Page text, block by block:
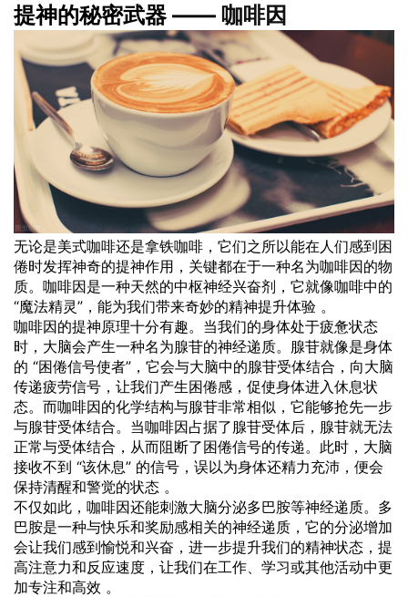
提神的秘密武器 —— 咖啡因
无论是美式咖啡还是拿铁咖啡，它们之所以能在人们感到困
倦时发挥神奇的提神作用，关键都在于一种名为咖啡因的物
质。咖啡因是一种天然的中枢神经兴奋剂，它就像咖啡中的
“魔法精灵”，能为我们带来奇妙的精神提升体验 。
咖啡因的提神原理十分有趣。当我们的身体处于疲惫状态
时，大脑会产生一种名为腺苷的神经递质。腺苷就像是身体
的 “困倦信号使者”，它会与大脑中的腺苷受体结合，向大脑
传递疲劳信号，让我们产生困倦感，促使身体进入休息状
态。而咖啡因的化学结构与腺苷非常相似，它能够抢先一步
与腺苷受体结合。当咖啡因占据了腺苷受体后，腺苷就无法
正常与受体结合，从而阻断了困倦信号的传递。此时，大脑
接收不到 “该休息” 的信号，误以为身体还精力充沛，便会
保持清醒和警觉的状态 。
不仅如此，咖啡因还能刺激大脑分泌多巴胺等神经递质。多
巴胺是一种与快乐和奖励感相关的神经递质，它的分泌增加
会让我们感到愉悦和兴奋，进一步提升我们的精神状态，提
高注意力和反应速度，让我们在工作、学习或其他活动中更
加专注和高效 。